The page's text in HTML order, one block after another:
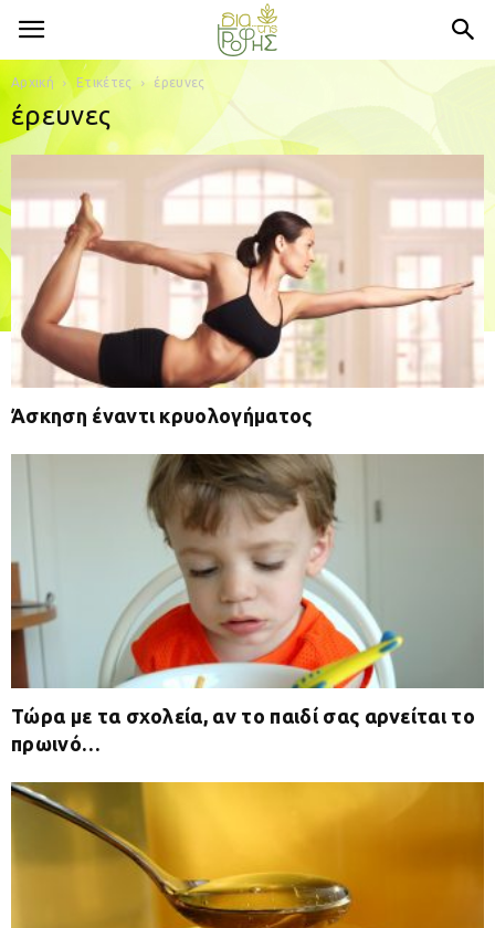
Αρχική Ετικέτες έρευνες
έρευνες
Άσκηση έναντι κρυολογήματος
Τώρα με τα σχολεία, αν το παιδί σας αρνείται το
πρωινό…